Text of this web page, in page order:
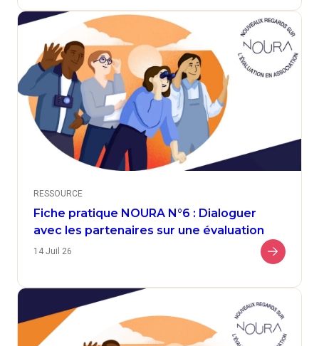
RESSOURCE
Fiche pratique NOURA N°6 : Dialoguer
avec les partenaires sur une évaluation
14 Juil 26